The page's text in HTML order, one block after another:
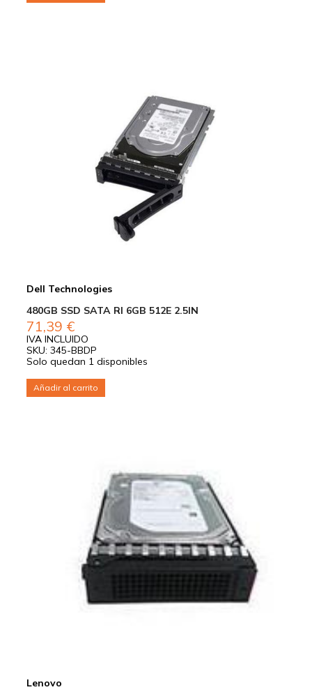
Dell Technologies
480GB SSD SATA RI 6GB 512E 2.5IN
71,39 €
IVA INCLUIDO
SKU: 345-BBDP
Solo quedan 1 disponibles
Añadir al carrito
Lenovo